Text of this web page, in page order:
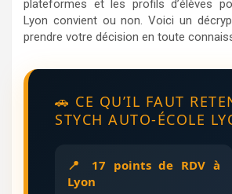
plateformes et les profils d’élèves
Lyon convient ou non. Voici un
prendre votre décision en toute
🚗 CE QU’IL FAUT
STYCH AUTO-ÉCOLE
📍 17 points de RDV à
Lyon